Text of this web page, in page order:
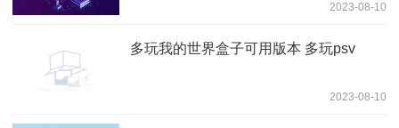
2023-08-10
多玩我的世界盒子可用版本 多玩psv
2023-08-10